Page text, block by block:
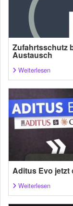
Zufahrtsschutz
Austausch
Weiterlesen
Aditus Evo jetzt
Weiterlesen